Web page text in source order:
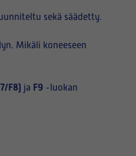
sekä säädetty.
Mikäli koneeseen
F8) ja F9 -luokan